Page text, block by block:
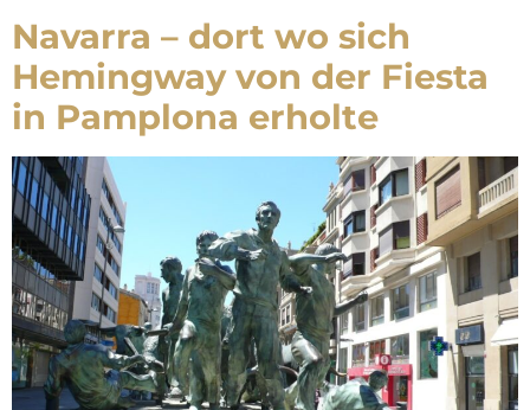
Navarra – dort wo sich
Hemingway von der Fiesta
in Pamplona erholte